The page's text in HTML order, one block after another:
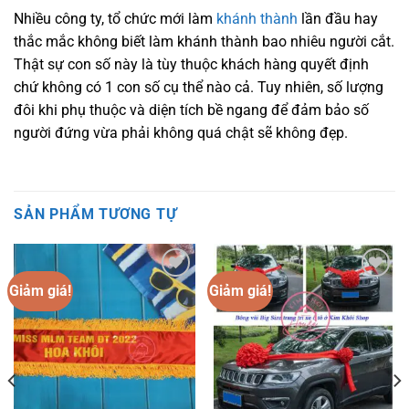
Nhiều công ty, tổ chức mới làm khánh thành lần đầu hay
thắc mắc không biết làm khánh thành bao nhiêu người cắt.
Thật sự con số này là tùy thuộc khách hàng quyết định
chứ không có 1 con số cụ thể nào cả. Tuy nhiên, số lượng
đôi khi phụ thuộc và diện tích bề ngang để đảm bảo số
người đứng vừa phải không quá chật sẽ không đẹp.
SẢN PHẨM TƯƠNG TỰ
Giảm giá!
Add to
wishlist
Giảm giá!
Add to
wishlist